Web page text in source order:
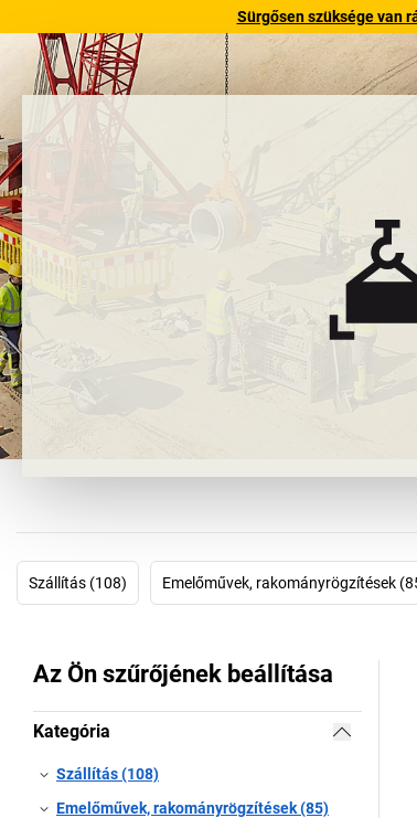
Sürgősen szüksége van
Szállítás (108) Emelőművek, rakományrögzítések
Az Ön szűrőjének beállítása
Kategória
Szállítás (108)
Emelőművek, rakományrögzítések (85)